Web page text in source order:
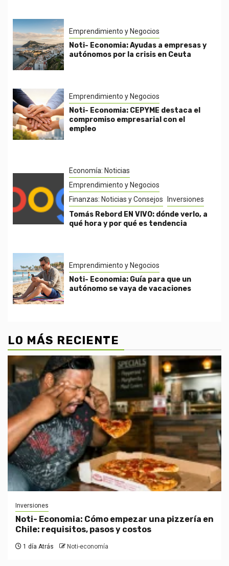
Emprendimiento y Negocios
Noti- Economia: Ayudas a empresas y
autónomos por la crisis en Ceuta
Emprendimiento y Negocios
Noti- Economia: CEPYME destaca el
compromiso empresarial con el
empleo
Economía: Noticias
Emprendimiento y Negocios
Finanzas: Noticias y Consejos Inversiones
Tomás Rebord EN VIVO: dónde verlo, a
qué hora y por qué es tendencia
Emprendimiento y Negocios
Noti- Economia: Guía para que un
autónomo se vaya de vacaciones
LO MÁS RECIENTE
Inversiones
Noti- Economia: Cómo empezar una pizzería en
Chile: requisitos, pasos y costos
1 día Atrás Noti-economía